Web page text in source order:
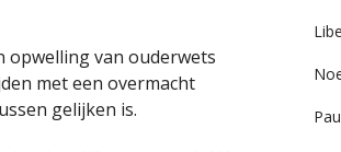
van ouderwets
met een overmacht
gelijken is.